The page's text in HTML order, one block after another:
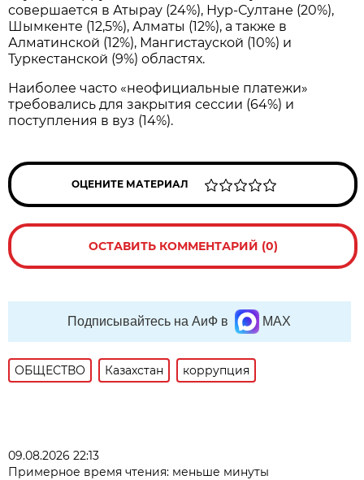
совершается в Атырау (24%), Нур-Султане (20%),
Шымкенте (12,5%), Алматы (12%), а также в
Алматинской (12%), Мангистауской (10%) и
Туркестанской (9%) областях.
Наиболее часто «неофициальные платежи»
требовались для закрытия сессии (64%) и
поступления в вуз (14%).
ОЦЕНИТЕ МАТЕРИАЛ
ОСТАВИТЬ КОММЕНТАРИЙ (0)
Подписывайтесь на АиФ в MAX
ОБЩЕСТВО Казахстан коррупция
09.08.2026 22:13
Примерное время чтения: меньше минуты